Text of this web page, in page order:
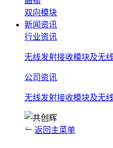
双向模块
新闻资讯
行业资讯
无线发射接收模块及无
公司资讯
无线发射接收模块及无
返回主菜单